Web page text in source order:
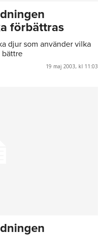
förbättras
djur som använder vilka
bättre
19 maj 2003, kl 11:03